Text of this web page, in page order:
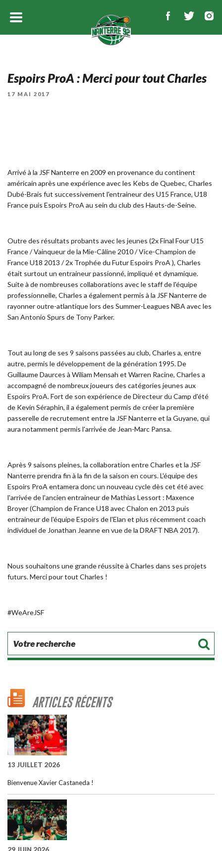
Espoirs ProA : Merci pour tout Charles
PUBLIÉ
17 MAI 2017
Arrivé à la JSF Nanterre en 2009 en provenance du continent
américain après une expérience avec les Kebs de Quebec, Charles
Dubé-Brais fut successivement l'entraineur des U15 France, U18
France puis Espoirs ProA au sein du club des Hauts-de-Seine.
Outre des résultats probants avec les jeunes (2x Final Four U15
France / Vainqueur de la Mie-Câline 2010 / Vice-Champion de
France U18 2013 / 2x Trophée du Futur Espoirs ProA ), Charles
était surtout un entraineur passionné, impliqué et dynamique.
Suite à de nombreuses collaborations avec le staff de l'équipe
professionnelle, Charles a également permis à la JSF Nanterre de
rayonner outre-atlantique lors des Summer-Leagues NBA avec les
San Antonio Spurs de Tony Parker.
Tout au long de ses 9 saisons passées au club, Charles a, entre
autre, permis le développement de la génération 1995. De
Guillaume Daurces à Wiliam Mensah et Warren Racine, Charles a
accompagné de nombreux joueurs des catégories jeunes aux
Espoirs ProA. Fort de son expérience de Directeur du Camp d'été
de Kevin Séraphin, il a également permis de créer la première
passerelle de recrutement entre la JSF Nanterre et la Guyane, qui
aura notamment permis l'arrivée de Jean-Marc Pansa.
Après 9 saisons pleines, la collaboration entre Charles et la JSF
Nanterre prendra fin à la fin de la saison en cours. L'équipe des
Espoirs ProA entamera donc un nouveau cycle dès cet été avec
l'arrivée de l'ancien entraineur de Mathias Lessort : Maxence
Broyer (Champion de France U18 avec Chalon en 2013 puis
entraineur de l'équipe Espoirs de l'Elan et plus récemment coach
individuel de Jonathan Jeanne en vue de la DRAFT NBA 2017).
Nous souhaitons une grande réussite à Charles dans ses projets
futurs. Merci pour tout Charles !
#WeAreJSF
ARTICLES RÉCENTS
13 JUILLET 2026
Bienvenue Xavier Castaneda !